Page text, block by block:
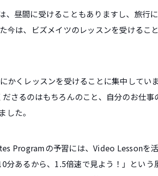
昼間に受けることもありますし、旅行に
今は、ビズメイツのレッスンを受けるこ
かくレッスンを受けることに集中してい
さるのはもちろんのこと、自分のお仕事
た。
Programの予習には、Video Lessonを活
あるから、1.5倍速で見よう！」という